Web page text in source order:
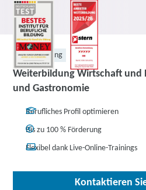
Weiterbildung
Weiterbildung Wirtschaft und
und Gastronomie
Berufliches Profil optimieren
Bis zu 100 % Förderung
Flexibel dank Live-Online-Trainings
Kontaktieren